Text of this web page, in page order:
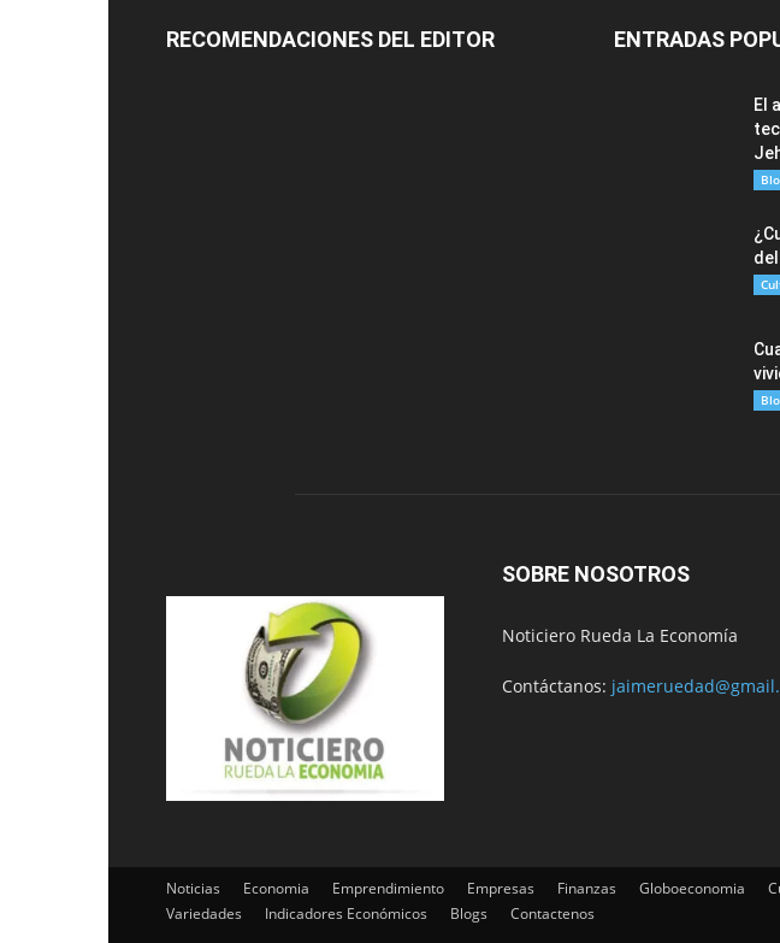
RECOMENDACIONES DEL EDITOR ENTRADAS
El
SOBRE NOSOTROS
Noticiero Rueda La Economía
Contáctanos:
Noticias Economia Emprendimiento Empresas Finanzas Globoeconomia
Variedades
Indicadores Económicos Blogs Contactenos